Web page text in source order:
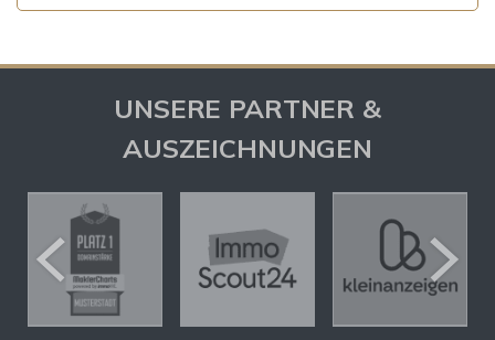
UNSERE PARTNER &
AUSZEICHNUNGEN